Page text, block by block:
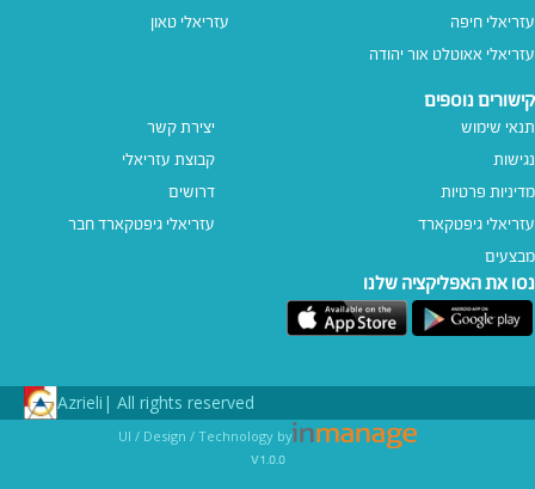
עזריאלי חיפה
עזריאלי אאוטלט אור יהודה
עזריאלי טאון
קישורים נוספים
תנאי שימוש
נגישות
מדיניות פרטיות
עזריאלי גיפטקארד
מבצעים
יצירת קשר
קבוצת עזריאלי
דרושים
עזריאלי גיפטקארד חבר‎
נסו את האפליקציה שלנו
All rights reserved |
Azrieli
UI / Design / Technology by
v1.0.0